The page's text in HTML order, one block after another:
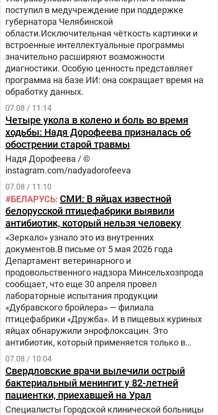
поступил в медучреждение при поддержке
губернатора Челябинской
области.Исключительная чёткость картинки и
встроенные интеллектуальные программы
значительно расширяют возможности
диагностики. Особую ценность представляет
программа на базе ИИ: она сокращает время на
обработку данных.
07.08 / 11:14
Четыре укола в колено и боль во время
ходьбы: Надя Дорофеева призналась об
обострении старой травмы
Надя Дорофеева / ©
instagram.com/nadyadorofeeva
07.08 / 11:10
БЕЛАРУСЬ СМИ: В яйцах известной
белорусской птицефабрики выявили
антибиотик, который нельзя человеку
«Зеркало» узнало это из внутренних
документов.В письме от 5 мая 2026 года
Департамент ветеринарного и
продовольственного надзора Минсельхозпрода
сообщает, что еще 30 апреля провел
лабораторные испытания продукции
«Дубравского бройлера» — филиала
птицефабрики «Дружба». И в пищевых куриных
яйцах обнаружили энрофлоксацин. Это
антибиотик, который применяется только в
ветеринарии для лечения сельскохозяйственных,
домашних животных и птиц.
07.08 / 10:04
Свердловские врачи вылечили острый
бактериальный менингит у 82-летней
пациентки, приехавшей на Урал
Специалисты Городской клинической больницы